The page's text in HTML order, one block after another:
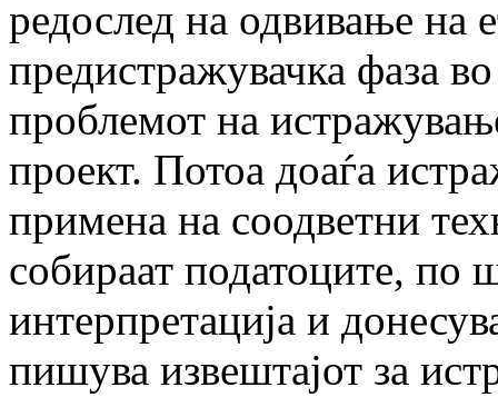
редослед на одвивање на
предистражувачка фаза
проблемот на
проект. Потоа доаѓа
примена на соодветни
собираат податоците, по
интерпретација и
пишува извештајот за